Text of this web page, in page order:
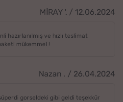
MİRAY '. / 12.06.2024
hazırlanılmış ve hızlı teslimat
mükemmel !
Nazan . / 26.04.2024
gorseldeki gibi geldi teşekkür